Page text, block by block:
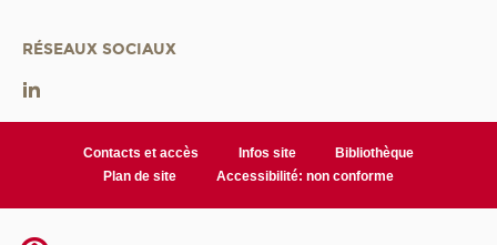
RÉSEAUX SOCIAUX
Contacts et accès Infos site
Bibliothèque
Plan de site
Accessibilité: non conforme